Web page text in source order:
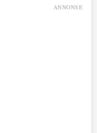
ANNONSE